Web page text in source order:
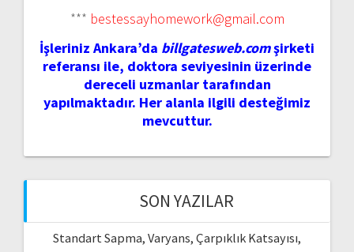
*** bestessayhomework@gmail.com
İşleriniz Ankara’da billgatesweb.comşirketi
referansı ile, doktora seviyesinin üzerinde
dereceli uzmanlar tarafından
yapılmaktadır. Her alanla ilgili desteğimiz
mevcuttur.
SON YAZILAR
Standart Sapma, Varyans, Çarpıklık Katsayısı,